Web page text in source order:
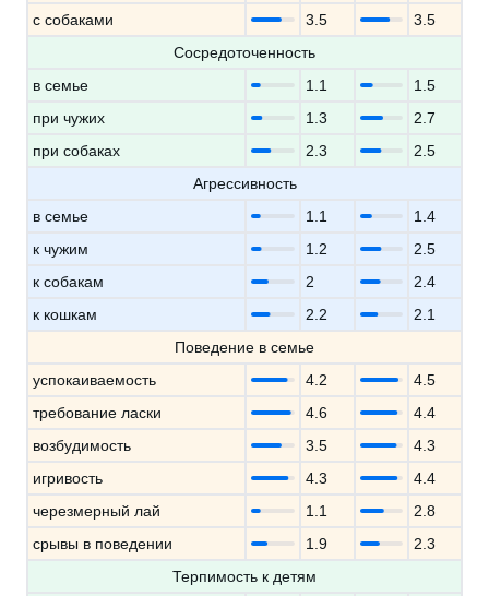
с собаками
3.5
3.5
Сосредоточенность
в семье
1.1
1.5
при чужих
1.3
2.7
при собаках
2.3
2.5
Агрессивность
в семье
1.1
1.4
к чужим
1.2
2.5
к собакам
2
2.4
к кошкам
2.2
2.1
Поведение в семье
успокаиваемость
4.2
4.5
требование ласки
4.6
4.4
возбудимость
3.5
4.3
игривость
4.3
4.4
черезмерный лай
1.1
2.8
срывы в поведении
1.9
2.3
Терпимость к детям